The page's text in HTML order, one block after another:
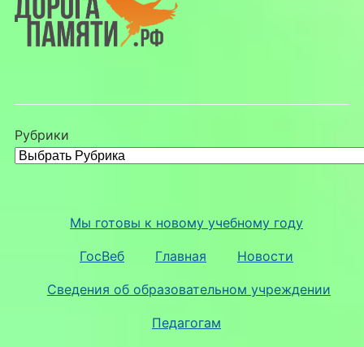
Рубрики
Мы готовы к новому учебному году
ГосВеб Главная Новости
Сведения об образовательном учреждении
Педагогам